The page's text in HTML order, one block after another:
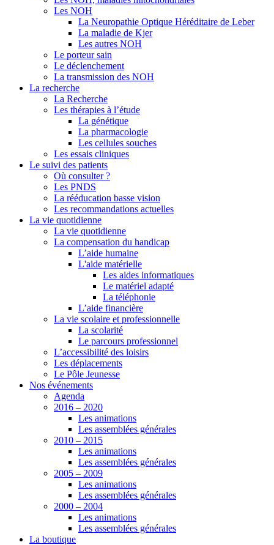
Les NOH
La Neuropathie Optique Héréditaire de Leber
La maladie de Kjer
Les autres NOH
Le porteur sain
Le déclenchement
La transmission des NOH
La recherche
La Recherche
Les thérapies à l’étude
La génétique
La pharmacologie
Les cellules souches
Les essais cliniques
Le suivi des patients
Où consulter ?
Les PNDS
La rééducation basse vision
Les recommandations actuelles
La vie quotidienne
La vie quotidienne
La compensation du handicap
L’aide humaine
L'aide matérielle
Les aides informatiques
Le matériel adapté
La téléphonie
L’aide financière
La vie scolaire et professionnelle
La scolarité
Le parcours professionnel
L’accessibilité des loisirs
Les déplacements
Le Pôle Jeunesse
Nos événements
Agenda
2016 – 2020
Les animations
Les assemblées générales
2010 – 2015
Les animations
Les assemblées générales
2005 – 2009
Les animations
Les assemblées générales
2000 – 2004
Les animations
Les assemblées générales
La boutique